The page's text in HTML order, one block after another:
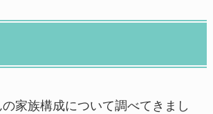
家族構成について調べてきまし